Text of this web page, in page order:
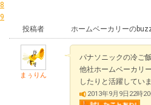
8
9
投稿者
ホームベーカリーの
まぅりん
パナソニックの冷ご
他社ホームベーカリ
したりと活躍していま
2013年9月9日22時